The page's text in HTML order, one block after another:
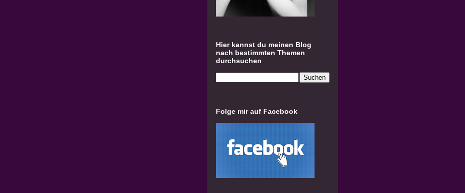
Hier kannst du meinen Blog
nach bestimmten Themen
durchsuchen
Folge mir auf Facebook